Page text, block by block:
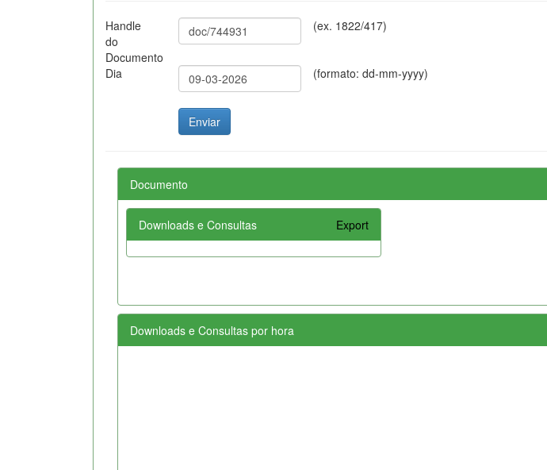
Handle
do
Documento
(ex. 1822/417)
Dia (formato: dd-mm-yyyy)
Documento
Downloads e Consultas Export
Downloads e Consultas por hora